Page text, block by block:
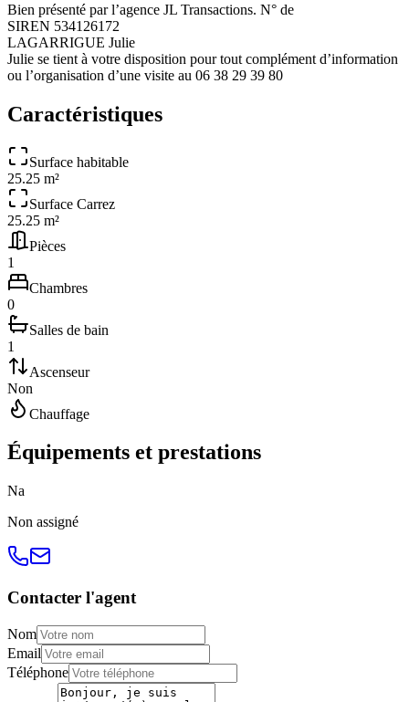
Bien présenté par l’agence JL Transactions. N° de
SIREN 534126172
LAGARRIGUE Julie
Julie se tient à votre disposition pour tout complément d’information
ou l’organisation d’une visite au 06 38 29 39 80
Caractéristiques
Surface habitable
25.25 m²
Surface Carrez
25.25 m²
Pièces
1
Chambres
0
Salles de bain
1
Ascenseur
Non
Chauffage
Équipements et prestations
Na
Non assigné
Contacter l'agent
Nom
Email
Téléphone